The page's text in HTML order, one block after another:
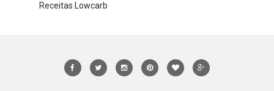
Receitas Lowcarb